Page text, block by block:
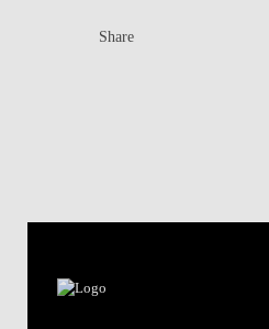
Share